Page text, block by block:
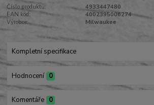
Číslo produktu:
4933447480
EAN kód:
4002395006274
Výrobce:
Milwaukee
Kompletní specifikace
Hodnocení 0
Komentáře 0